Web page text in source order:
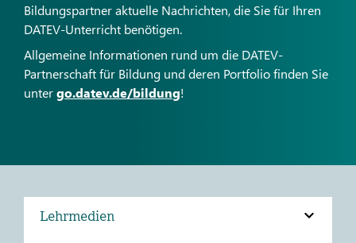
Bildungspartner aktuelle Nachrichten, die Sie für Ihren
DATEV-Unterricht benötigen.
Allgemeine Informationen rund um die DATEV-
Partnerschaft für Bildung und deren Portfolio finden Sie
untergo.datev.de/bildung!
Lehrmedien